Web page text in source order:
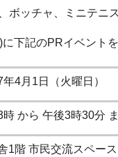
ボッチャ、ミニテ
下記のPRイベントを
4月1日（火曜日）
時 から 午後3時30分
1階 市民交流スペー